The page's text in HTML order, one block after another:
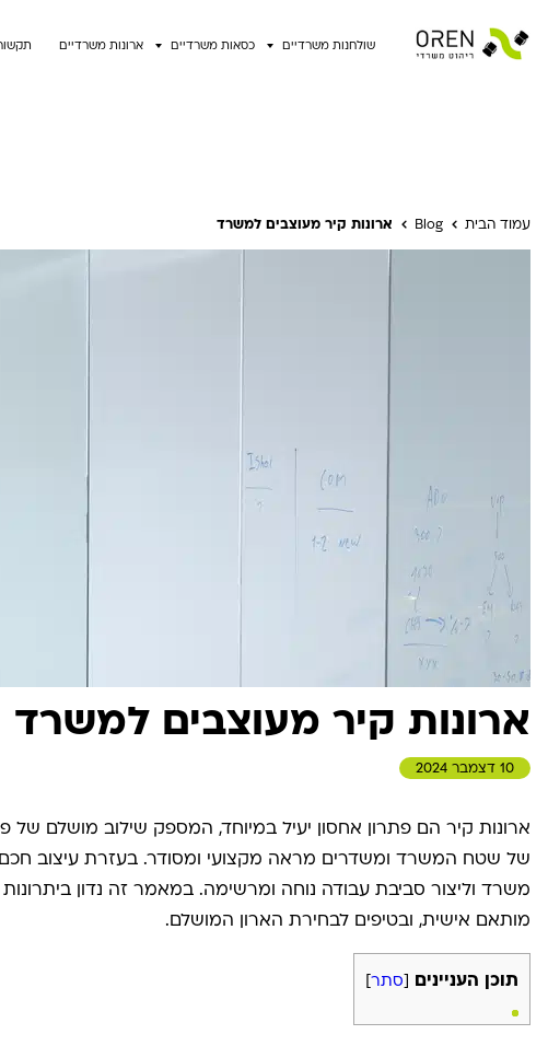
שולחנות משרדיים כסאות משרדיים ארונות משרדיים
עמוד הבית Blog ארונות קיר מעוצבים למשרד
ארונות קיר מעוצבים למשרד
10 דצמבר 2024
ארונות קיר הם פתרון אחסון יעיל במיוחד, המספק שילוב מושלם של
של שטח המשרד ומשדרים מראה מקצועי ומסודר. בעזרת עיצוב
משרד וליצור סביבת עבודה נוחה ומרשימה. במאמר זה נדון
מותאם אישית, ובטיפים לבחירת הארון המושלם.
תוכן העניינים [סתר]